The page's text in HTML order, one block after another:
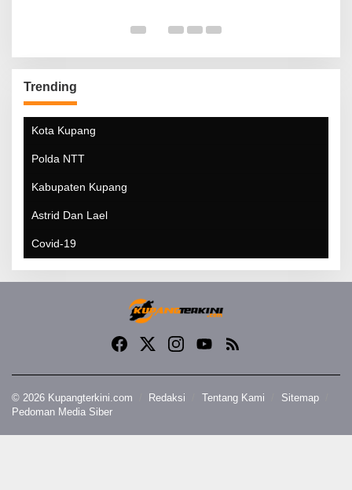
Trending
Kota Kupang
Polda NTT
Kabupaten Kupang
Astrid Dan Lael
Covid-19
© 2026 Kupangterkini.com Redaksi Tentang Kami
Sitemap
Pedoman Media Siber